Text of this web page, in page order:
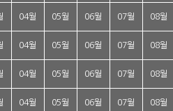
04월 05월 06월 07월 08월
04월 05월 06월 07월 08월
04월 05월 06월 07월 08월
04월 05월 06월 07월 08월